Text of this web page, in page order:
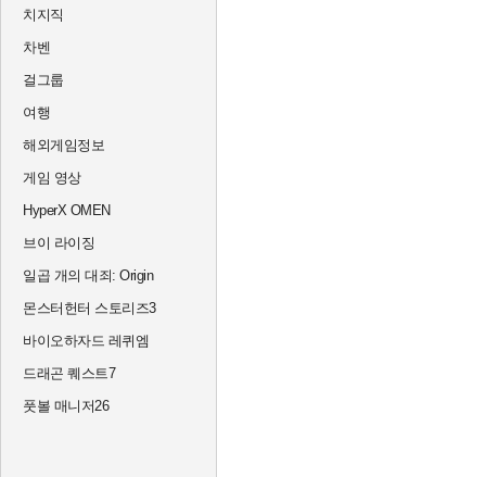
치지직
차벤
걸그룹
여행
해외게임정보
게임 영상
HyperX OMEN
브이 라이징
일곱 개의 대죄: Origin
몬스터헌터 스토리즈3
바이오하자드 레퀴엠
드래곤 퀘스트7
풋볼 매니저26